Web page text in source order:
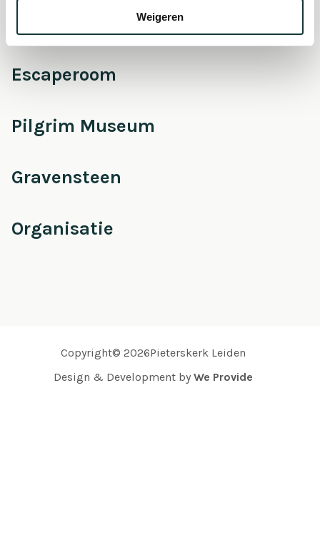
Weigeren
Escaperoom
Pilgrim Museum
Gravensteen
Organisatie
Copyright© 2026Pieterskerk Leiden
Design & Development by We Provide